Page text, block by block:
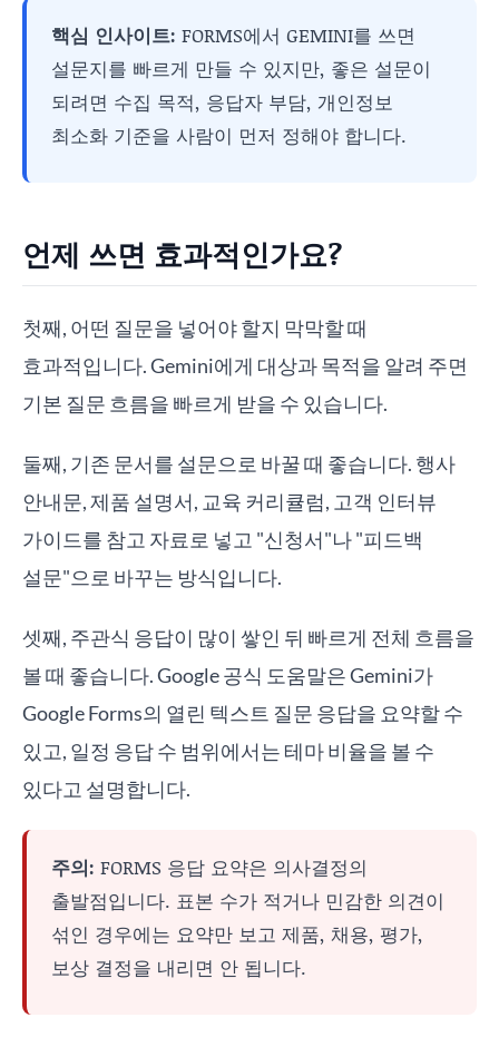
핵심 인사이트: FORMS에서 GEMINI를 쓰면
설문지를 빠르게 만들 수 있지만, 좋은 설문이
되려면 수집 목적, 응답자 부담, 개인정보
최소화 기준을 사람이 먼저 정해야 합니다.
언제 쓰면 효과적인가요?
첫째, 어떤 질문을 넣어야 할지 막막할 때
효과적입니다. Gemini에게 대상과 목적을 알려 주면
기본 질문 흐름을 빠르게 받을 수 있습니다.
둘째, 기존 문서를 설문으로 바꿀 때 좋습니다. 행사
안내문, 제품 설명서, 교육 커리큘럼, 고객 인터뷰
가이드를 참고 자료로 넣고 "신청서"나 "피드백
설문"으로 바꾸는 방식입니다.
셋째, 주관식 응답이 많이 쌓인 뒤 빠르게 전체 흐름을
볼 때 좋습니다. Google 공식 도움말은 Gemini가
Google Forms의 열린 텍스트 질문 응답을 요약할 수
있고, 일정 응답 수 범위에서는 테마 비율을 볼 수
있다고 설명합니다.
주의: FORMS 응답 요약은 의사결정의
출발점입니다. 표본 수가 적거나 민감한 의견이
섞인 경우에는 요약만 보고 제품, 채용, 평가,
보상 결정을 내리면 안 됩니다.